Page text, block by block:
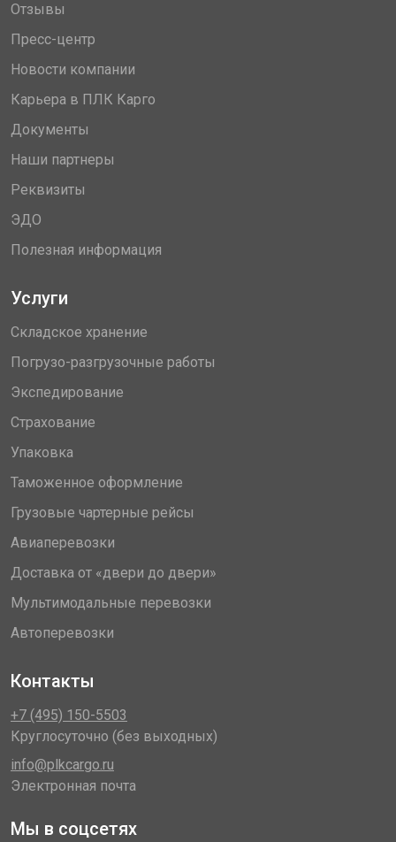
Отзывы
Пресс-центр
Новости компании
Карьера в ПЛК Карго
Документы
Наши партнеры
Реквизиты
ЭДО
Полезная информация
Услуги
Складское хранение
Погрузо-разгрузочные работы
Экспедирование
Страхование
Упаковка
Таможенное оформление
Грузовые чартерные рейсы
Авиаперевозки
Доставка от «двери до двери»
Мультимодальные перевозки
Автоперевозки
Контакты
+7 (495) 150-5503
Круглосуточно (без выходных)
info@plkcargo.ru
Электронная почта
Мы в соцсетях